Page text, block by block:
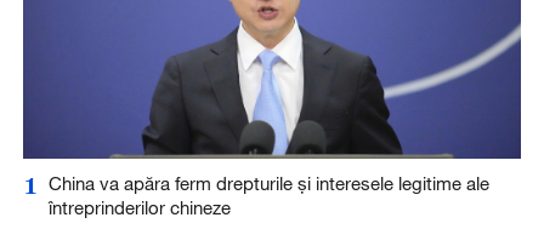
1
China va apăra ferm drepturile și interesele legitime ale
întreprinderilor chineze